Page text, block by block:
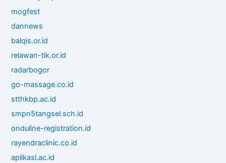
mogfest
dannews
balqis.or.id
relawan-tik.or.id
radarbogor
go-massage.co.id
stthkbp.ac.id
smpn5tangsel.sch.id
onduline-registration.id
rayendraclinic.co.id
aplikasi.ac.id